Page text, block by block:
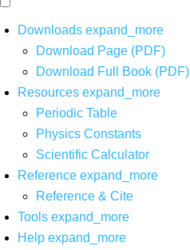
Downloads expand_more
Download Page (PDF)
Download Full Book (PDF)
Resources expand_more
Periodic Table
Physics Constants
Scientific Calculator
Reference expand_more
Reference & Cite
Tools expand_more
Help expand_more